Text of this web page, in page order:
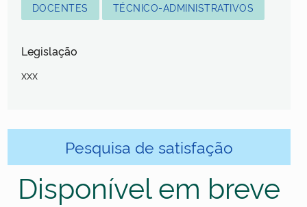
DOCENTES TÉCNICO-ADMINISTRATIVOS
Legislação
xxx
Pesquisa de satisfação
Disponível em breve